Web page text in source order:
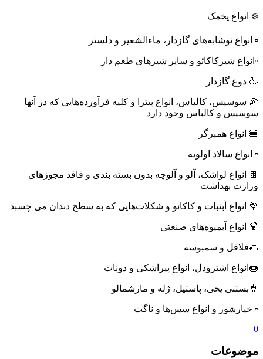
❄️ انواع یخمک
▫️ انواع نوشابه‌های گازدار، ماءالشعیر و دلستر
▫️انواع شیرکاکائو و سایر شیرهای طعم دار
🍶 دوغ گازدار
🍕 سوسیس، کالباس، انواع پیتزا و کلیه فرآورده‌هایی که در آنها
سوسیس و کالباس وجود دارد
🍔 انواع همبرگر
▫️ انواع سالاد اولویه
🍫 انواع لواشک، آلو و آلوچه بدون بسته بندی و فاقد مجوزهای
وزارت بهداشت
🍭 انواع آبنبات و کاکائو و شکلات‌هایی که به سطح دندان می چسبد
🍹 انواع آبمیوه‌های صنعتی
🌮فلافل و سمبوسه
🍩انواع اشترودل، انواع پیراشکی و دونات
🍦بستنی یخی، پاستیل، ژله و مارشمالو
▫️ خیارشور و انواع سس‌ها و ناگت
0
موضوعات